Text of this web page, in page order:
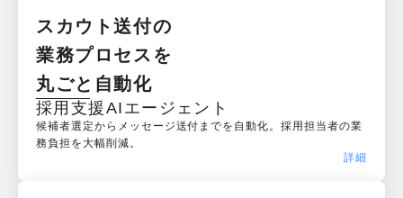
スカウト送付の
業務プロセスを
丸ごと自動化
採用支援AIエージェント
候補者選定からメッセージ送付までを自動化。採用担当者の業
務負担を大幅削減。
詳細